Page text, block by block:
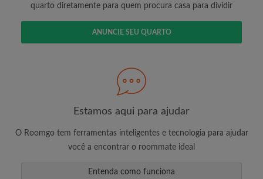
Crie uma conta e comece a procurar
Envie mensagens ilimitadas para todos os
Solicite ilimitadas visitas aos quartos
changes de encontrar um quarto
quarto diretamente para quem procura casa para dividir
ANUNCIE SEU QUARTO
Estamos aqui para ajudar
O Roomgo tem ferramentas inteligentes e tecnologia para ajudar
você a encontrar o roommate ideal
Entenda como funciona